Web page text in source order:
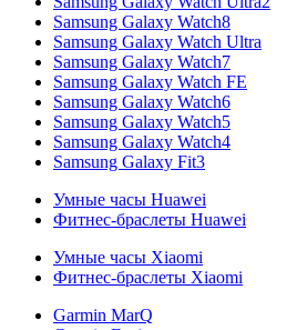
Samsung Galaxy Watch8
Samsung Galaxy Watch Ultra
Samsung Galaxy Watch7
Samsung Galaxy Watch FE
Samsung Galaxy Watch6
Samsung Galaxy Watch5
Samsung Galaxy Watch4
Samsung Galaxy Fit3
Умные часы Huawei
Фитнес-браслеты Huawei
Умные часы Xiaomi
Фитнес-браслеты Xiaomi
Garmin MarQ